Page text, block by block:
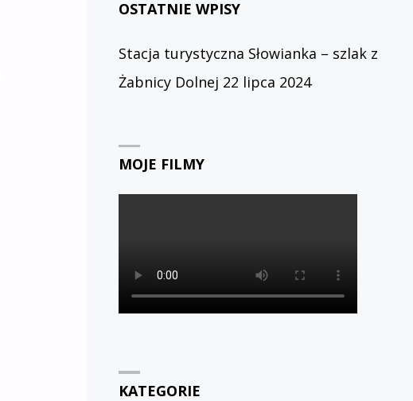
OSTATNIE WPISY
Stacja turystyczna Słowianka – szlak z
Żabnicy Dolnej 22 lipca 2024
MOJE FILMY
KATEGORIE